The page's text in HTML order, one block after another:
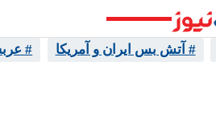
# آتش بس ایران و آمریکا #